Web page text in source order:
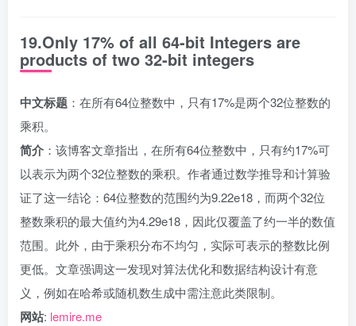
19.Only 17% of all 64-bit Integers are
products of two 32-bit integers
中文标题 ：在所有64位整数中，只有17%是两个32位整数的
乘积。
简介 ：该博客文章指出，在所有64位整数中，只有约17%可
以表示为两个32位整数的乘积。作者通过数学推导和计算验
证了这一结论：64位整数的范围约为9.22e18，而两个32位
整数乘积的最大值约为4.29e18，因此仅覆盖了约一半的数值
范围。此外，由于乘积分布不均匀，实际可表示的整数比例
更低。文章强调这一发现对算法优化和数据结构设计有意
义，例如在哈希或随机数生成中需注意此类限制。
网站: lemire.me